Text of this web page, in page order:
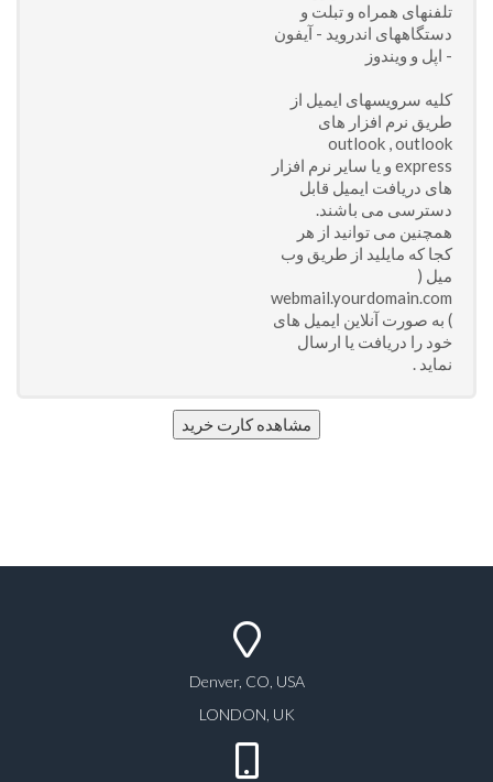
تلفنهای همراه و تبلت و
دستگاههای اندروید - آیفون
- اپل و ویندوز
کلیه سرویسهای ایمیل از
طریق نرم افزار های
outlook , outlook
express و یا سایر نرم افزار
های دریافت ایمیل قابل
دسترسی می باشند.
همچنین می توانید از هر
کجا که مایلید از طریق وب
میل (
webmail.yourdomain.com
) به صورت آنلاین ایمیل های
خود را دریافت یا ارسال
نماید .
Denver, CO, USA
LONDON, UK